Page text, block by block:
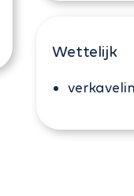
Wettelijk